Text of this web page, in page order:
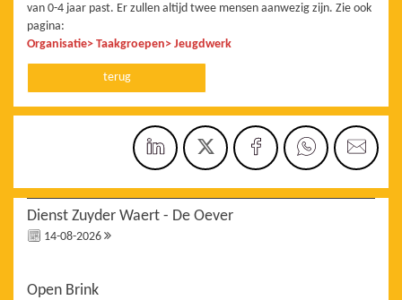
van 0-4 jaar past. Er zullen altijd twee mensen aanwezig zijn. Zie ook
pagina:
Organisatie> Taakgroepen> Jeugdwerk
terug
Dienst Zuyder Waert - De Oever
14-08-2026
Open Brink